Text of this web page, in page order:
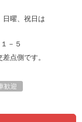
曜、祝日は
－５
点側です。
歓迎